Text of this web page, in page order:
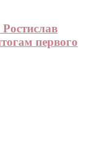
первого